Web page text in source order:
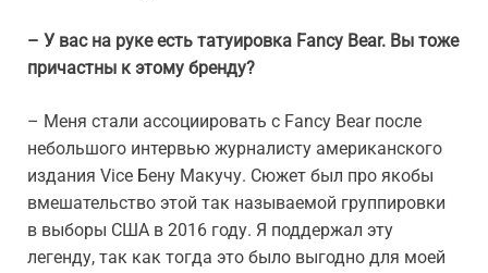
– У вас на руке есть татуировка Fancy Bear. Вы тоже
причастны к этому бренду?
– Меня стали ассоциировать с Fancy Bear после
небольшого интервью журналисту американского
издания Vice Бену Макучу. Сюжет был про якобы
вмешательство этой так называемой группировки
в выборы США в 2016 году. Я поддержал эту
легенду, так как тогда это было выгодно для моей